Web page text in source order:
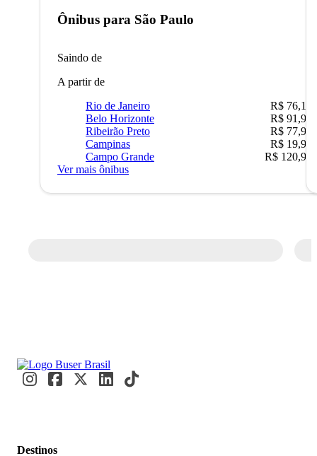
Ônibus para São Paulo
Saindo de
A partir de
Rio de Janeiro
R$ 76,10
Belo Horizonte
R$ 91,90
Ribeirão Preto
R$ 77,90
Campinas
R$ 19,90
Campo Grande
R$ 120,90
Ver mais ônibus
Destinos